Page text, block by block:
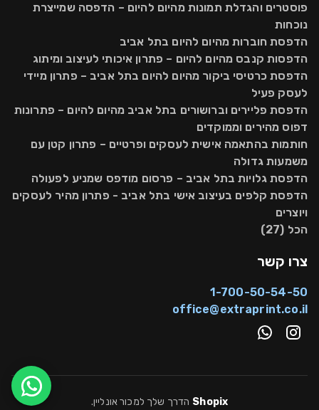
פוסטרים והגדלת תמונות מהיום להיום – הדפסה שמייצרת
נוכחות
הדפסת חוברות מהיום להיום בתל אביב
הדפסות קנבס מהיום להיום – פתרון איכותי לעיצוב ומיתוג
הדפסת כרטיסי ביקור מהיום להיום בתל אביב – פתרון מיידי
לעסק פעיל
הדפסת פליירים וברושורים בתל אביב מהיום להיום – פתרונות
דפוס מהירים וממוקדים
חותמות בהתאמה אישית לעסקים ופרטיים – פתרון קטן עם
משמעות גדולה
הדפסת גלויות בתל אביב – פרסום מודפס שמניע לפעולה
הדפסת קלפים בעיצוב אישי בתל אביב - פתרון מהיר לעסקים
ויוצרים
הכל (27)
צרו קשר
1-700-50-54-50
office@extraprint.co.il
Shopix הדרך שלך למכור אונליין.